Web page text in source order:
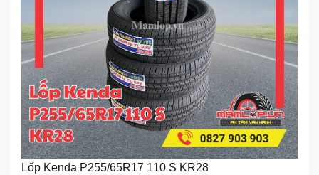
Lốp Kenda P255/65R17 110 S KR28